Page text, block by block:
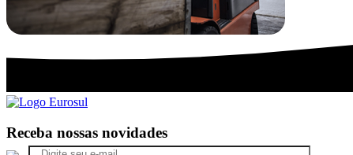
Receba nossas novidades